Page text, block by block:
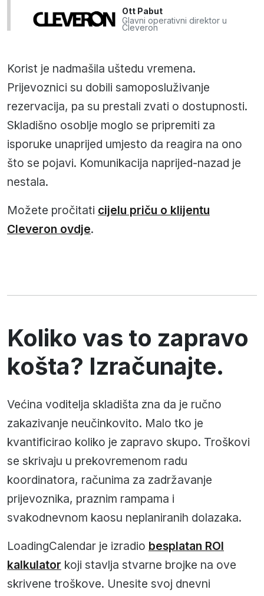
Ott Pabut
Glavni operativni direktor u
Cleveron
Korist je nadmašila uštedu vremena.
Prijevoznici su dobili samoposluživanje
rezervacija, pa su prestali zvati o dostupnosti.
Skladišno osoblje moglo se pripremiti za
isporuke unaprijed umjesto da reagira na ono
što se pojavi. Komunikacija naprijed-nazad je
nestala.
Možete pročitati cijelu priču o klijentu
Cleveron ovdje.
Koliko vas to zapravo
košta? Izračunajte.
Većina voditelja skladišta zna da je ručno
zakazivanje neučinkovito. Malo tko je
kvantificirao koliko je zapravo skupo. Troškovi
se skrivaju u prekovremenom radu
koordinatora, računima za zadržavanje
prijevoznika, praznim rampama i
svakodnevnom kaosu neplaniranih dolazaka.
LoadingCalendar je izradio besplatan ROI
kalkulator koji stavlja stvarne brojke na ove
skrivene troškove. Unesite svoj dnevni